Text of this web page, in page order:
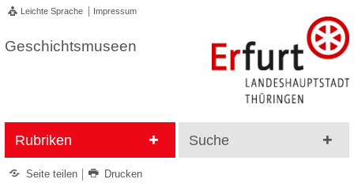
Leichte Sprache Impressum
Geschichtsmuseen
Rubriken Suche
Seite teilen Drucken